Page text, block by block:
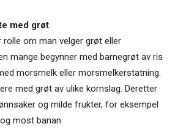
med grøt
rolle om man velger grøt eller
mange begynner med barnegrøt av ris
morsmelk eller morsmelkerstatning.
med grøt av ulike kornslag. Deretter
og milde frukter, for eksempel
most banan.